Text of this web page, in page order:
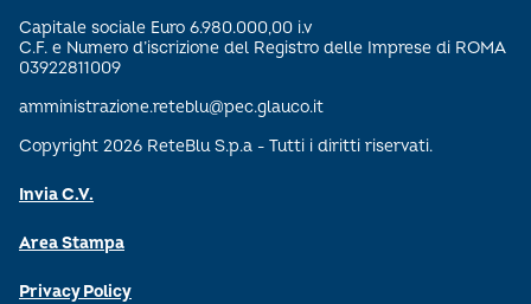
Capitale sociale Euro 6.980.000,00 i.v
C.F. e Numero d’iscrizione del Registro delle Imprese di ROMA
03922811009
amministrazione.reteblu@pec.glauco.it
Copyright 2026 ReteBlu S.p.a - Tutti i diritti riservati.
Invia C.V.
Area Stampa
Privacy Policy